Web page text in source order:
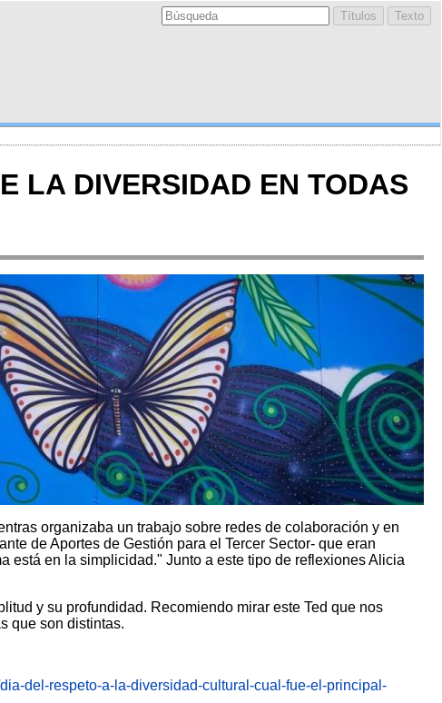
LA DIVERSIDAD EN TODAS
organizaba un trabajo sobre redes de colaboración y en
de Aportes de Gestión para el Tercer Sector- que eran
está en la simplicidad." Junto a este tipo de reflexiones Alicia
y su profundidad. Recomiendo mirar este Ted que nos
que son distintas.
del-respeto-a-la-diversidad-cultural-cual-fue-el-principal-